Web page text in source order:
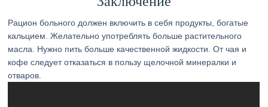
Рацион больного должен включить в себя продукты, богатые
кальцием. Желательно употреблять больше растительного
масла. Нужно пить больше качественной жидкости. От чая и
кофе следует отказаться в пользу щелочной минералки и
отваров.